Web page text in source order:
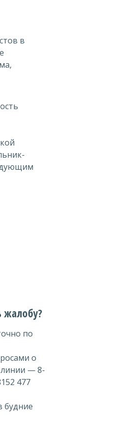
в
жалобу?
по
о
линии — 8-
477
будние